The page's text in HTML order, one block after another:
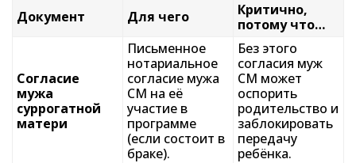
Документ Для чего
Критично,
потому что…
Согласие
мужа
суррогатной
матери
Письменное
нотариальное
согласие мужа
СМ на её
участие в
программе
(если состоит в
браке).
Без этого
согласия муж
СМ может
оспорить
родительство и
заблокировать
передачу
ребёнка.